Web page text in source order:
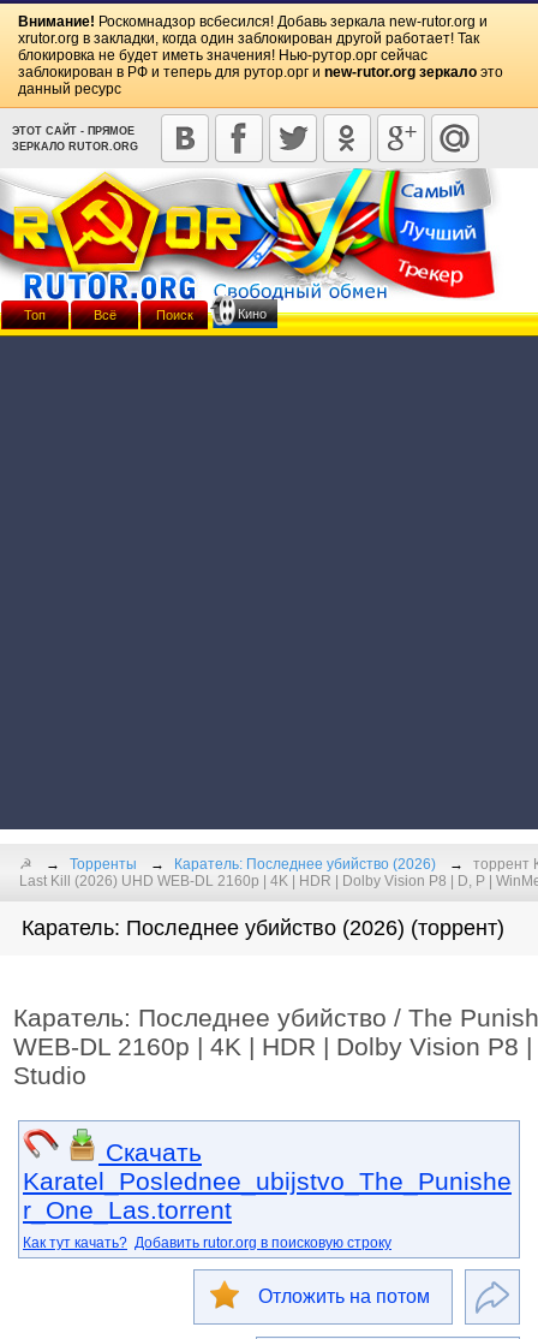
Внимание! Роскомнадзор всбесился! Добавь зеркала new-rutor.org и
xrutor.org в закладки, когда один заблокирован другой работает! Так
блокировка не будет иметь значения! Нью-рутор.орг сейчас
заблокирован в РФ и теперь для рутор.орг и new-rutor.org зеркало это
данный ресурс
ЭТОТ САЙТ - ПРЯМОЕ
ЗЕРКАЛО RUTOR.ORG
☭ Торренты Каратель: Последнее убийство (2026)
торрент
Last Kill (2026) UHD WEB-DL 2160p | 4K | HDR | Dolby Vision P8 | D, P |
Каратель: Последнее убийство (2026) (торрент)
Каратель: Последнее убийство / The
WEB-DL 2160p | 4K | HDR | Dolby Vision P8
Studio
Скачать
Karatel_Poslednee_ubijstvo_The_Punishe
r_One_Las.torrent
Как тут качать? Добавить rutor.org в поисковую строку
Отложить на потом